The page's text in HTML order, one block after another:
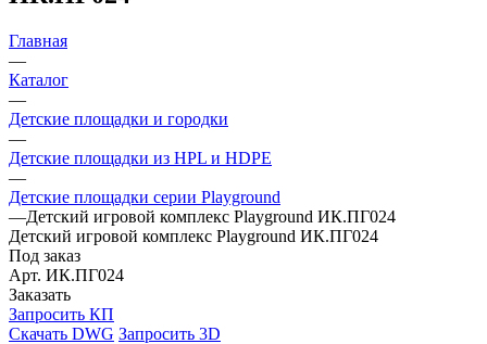
Главная
—
Каталог
—
Детские площадки и городки
—
Детские площадки из HPL и HDPE
—
Детские площадки серии Playground
—Детский игровой комплекс Playground ИК.ПГ024
Детский игровой комплекс Playground ИК.ПГ024
Под заказ
Арт. ИК.ПГ024
Заказать
Запросить КП
Скачать DWG Запросить 3D